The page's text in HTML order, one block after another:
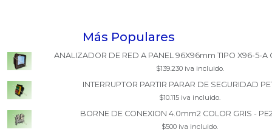
Más Populares
ANALIZADOR DE RED A PANEL 96X96mm TIPO X96-5-A
$139.230 iva incluido.
INTERRUPTOR PARTIR PARAR DE SEGURIDAD
$10.115 iva incluido.
BORNE DE CONEXION 4.0mm2 COLOR GRIS -
$500 iva incluido.